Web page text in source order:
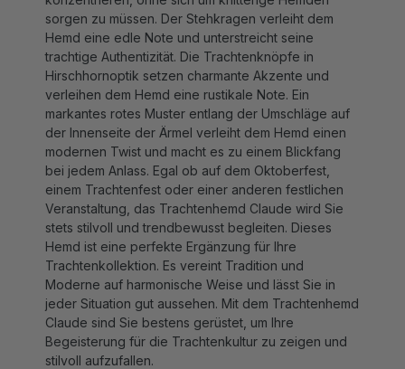
sorgen zu müssen. Der Stehkragen verleiht dem
Hemd eine edle Note und unterstreicht seine
trachtige Authentizität. Die Trachtenknöpfe in
Hirschhornoptik setzen charmante Akzente und
verleihen dem Hemd eine rustikale Note. Ein
markantes rotes Muster entlang der Umschläge auf
der Innenseite der Ärmel verleiht dem Hemd einen
modernen Twist und macht es zu einem Blickfang
bei jedem Anlass. Egal ob auf dem Oktoberfest,
einem Trachtenfest oder einer anderen festlichen
Veranstaltung, das Trachtenhemd Claude wird Sie
stets stilvoll und trendbewusst begleiten. Dieses
Hemd ist eine perfekte Ergänzung für Ihre
Trachtenkollektion. Es vereint Tradition und
Moderne auf harmonische Weise und lässt Sie in
jeder Situation gut aussehen. Mit dem Trachtenhemd
Claude sind Sie bestens gerüstet, um Ihre
Begeisterung für die Trachtenkultur zu zeigen und
stilvoll aufzufallen.